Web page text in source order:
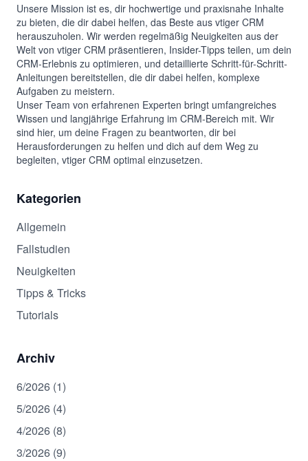
Unsere Mission ist es, dir hochwertige und praxisnahe Inhalte
zu bieten, die dir dabei helfen, das Beste aus vtiger CRM
herauszuholen. Wir werden regelmäßig Neuigkeiten aus der
Welt von vtiger CRM präsentieren, Insider-Tipps teilen, um dein
CRM-Erlebnis zu optimieren, und detaillierte Schritt-für-Schritt-
Anleitungen bereitstellen, die dir dabei helfen, komplexe
Aufgaben zu meistern.
Unser Team von erfahrenen Experten bringt umfangreiches
Wissen und langjährige Erfahrung im CRM-Bereich mit. Wir
sind hier, um deine Fragen zu beantworten, dir bei
Herausforderungen zu helfen und dich auf dem Weg zu
begleiten, vtiger CRM optimal einzusetzen.
Kategorien
Allgemein
Fallstudien
Neuigkeiten
Tipps & Tricks
Tutorials
Archiv
6/2026 (1)
5/2026 (4)
4/2026 (8)
3/2026 (9)